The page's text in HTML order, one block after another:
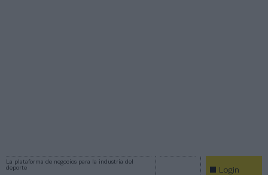
La plataforma de negocios para la industria del
deporte
Login